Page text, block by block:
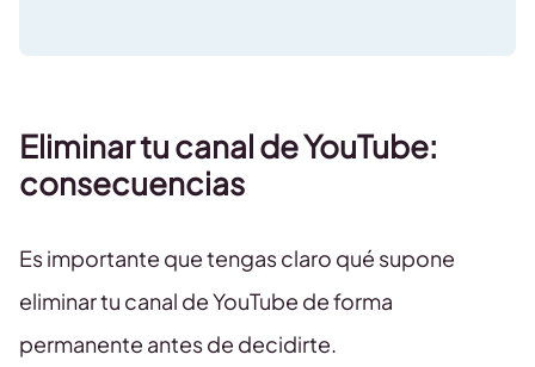
Eliminar tu canal de YouTube:
consecuencias
Es importante que tengas claro qué supone
eliminar tu canal de YouTube de forma
permanente antes de decidirte.